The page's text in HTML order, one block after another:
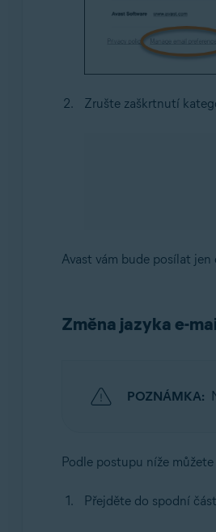
Zrušte zaškrtnutí
Avast vám bude posílat
Změna jazyka e-
POZNÁMKA:
Podle postupu níže
Přejděte do spodní